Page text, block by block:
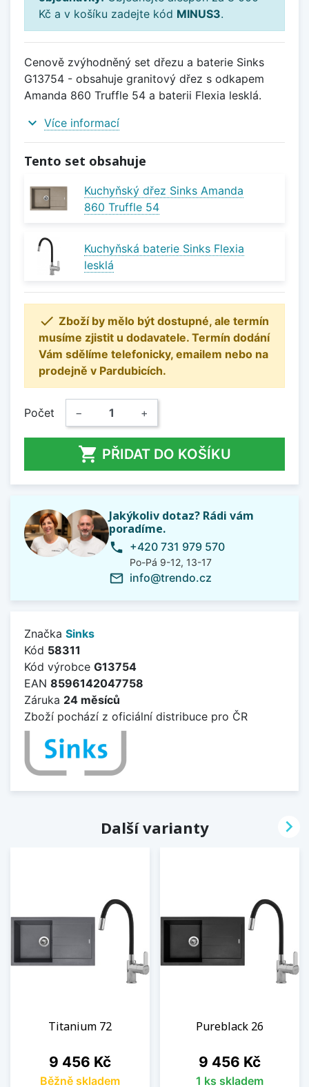
Kč a v košíku zadejte kód MINUS3.
Cenově zvýhodněný set dřezu a baterie Sinks
G13754 - obsahuje granitový dřez s odkapem
Amanda 860 Truffle 54 a baterii Flexia lesklá.
expand_more Více informací
Tento set obsahuje
Kuchyňský dřez Sinks Amanda
860 Truffle 54
Kuchyňská baterie Sinks Flexia
lesklá
 Zboží by mělo být dostupné, ale termín
musíme zjistit u dodavatele. Termín dodání
Vám sdělíme telefonicky, emailem nebo na
prodejně v Pardubicích.
Počet − +
 PŘIDAT DO KOŠÍKU
Jakýkoliv dotaz? Rádi vám
poradíme.
phone +420 731 979 570
Po-Pá 9-12, 13-17
mail_outline info@trendo.cz
Značka Sinks
Kód 58311
Kód výrobce G13754
EAN 8596142047758
Záruka 24 měsíců
Zboží pochází z oficiální distribuce pro ČR
Další varianty
Titanium 72
Cena
9 456 Kč
Běžně skladem
Pureblack 26
Cena
9 456 Kč
1 ks skladem
